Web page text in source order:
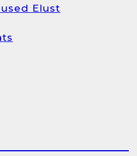
Turuplats
Elust